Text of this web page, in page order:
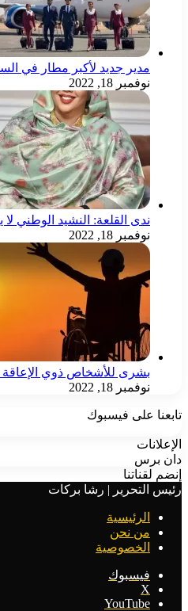
مدير جديد لأكبر مطار في
نوفمبر 18, 2022
ندى القلعة: النشيد الوطني لا
نوفمبر 18, 2022
بشرى للأشخاص ذوي
نوفمبر 18, 2022
تابعنا على فيسبوك
الإعلانات
دان برس
إنضم لقناتنا
رئيس التحرير | رشا بركات
الرئيسية
من نحن
الخصوصية
فيسبوك
‫X
‫YouTube